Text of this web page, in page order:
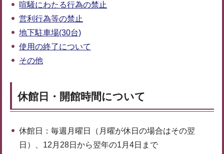
喧騒にわたる行為の禁止
営利行為等の禁止
地下駐車場(30台)
使用の終了について
その他
休館日・開館時間について
休館日：毎週月曜日（月曜が休日の場合はその翌
日）、12月28日から翌年の1月4日まで